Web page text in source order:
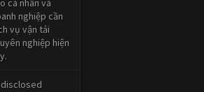
cá nhân và
nghiệp cần
vụ vận tải
nghiệp hiện